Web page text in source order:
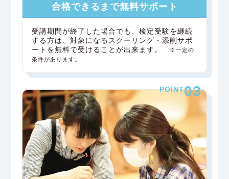
合格できるまで無料サポート
受講期間が終了した場合でも、検定受験を継続
する方は、対象になるスクーリング・添削サポ
ートを無料で受けることが出来ます。
※一定の
条件があります。
POINT03